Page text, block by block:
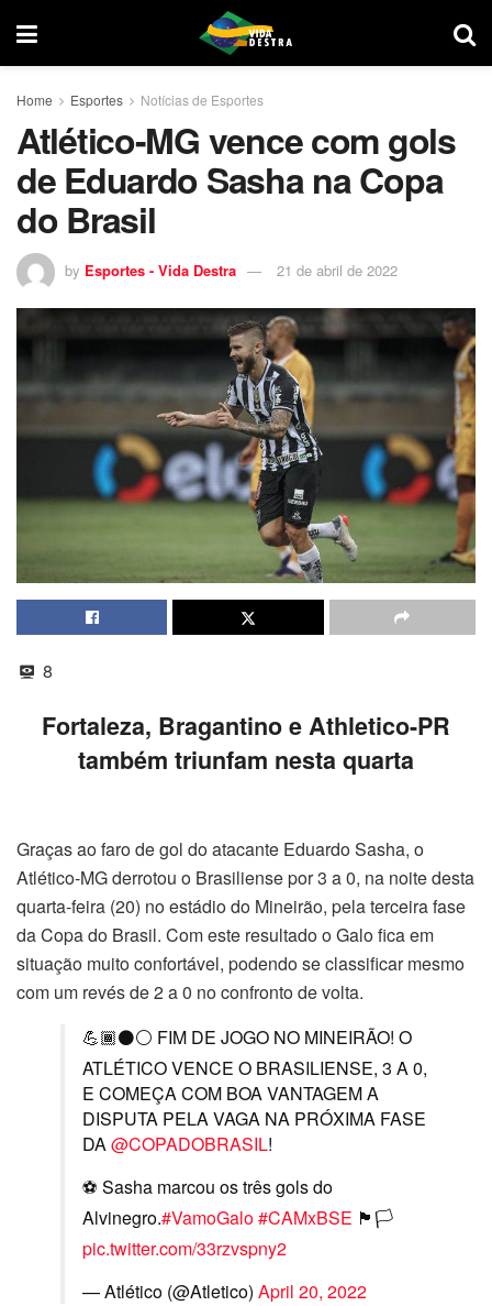
Home Esportes Notícias de Esportes
Atlético-MG vence com gols
de Eduardo Sasha na Copa
do Brasil
by Esportes - Vida Destra 21 de abril de 2022
8
Fortaleza, Bragantino e Athletico-PR
também triunfam nesta quarta
Graças ao faro de gol do atacante Eduardo Sasha, o
Atlético-MG derrotou o Brasiliense por 3 a 0, na noite desta
quarta-feira (20) no estádio do Mineirão, pela terceira fase
da Copa do Brasil. Com este resultado o Galo fica em
situação muito confortável, podendo se classificar mesmo
com um revés de 2 a 0 no confronto de volta.
💪🏾⚫⚪ FIM DE JOGO NO MINEIRÃO! O
ATLÉTICO VENCE O BRASILIENSE, 3 A 0,
E COMEÇA COM BOA VANTAGEM A
DISPUTA PELA VAGA NA PRÓXIMA FASE
DA@COPADOBRASIL!
⚽️ Sasha marcou os três gols do
Alvinegro.#VamoGalo#CAMxBSE 🏴🏳️
pic.twitter.com/33rzvspny2
— Atlético (@Atletico) April 20, 2022